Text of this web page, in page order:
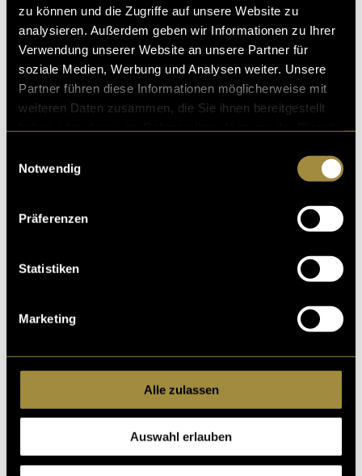
zu können und die Zugriffe auf unsere Website zu
analysieren. Außerdem geben wir Informationen zu Ihrer
Verwendung unserer Website an unsere Partner für
soziale Medien, Werbung und Analysen weiter. Unsere
Partner führen diese Informationen möglicherweise mit
weiteren Daten zusammen, die Sie ihnen bereitgestellt
Notwendig
Präferenzen
Statistiken
Marketing
Alle zulassen
Auswahl erlauben
t. Filmisch nähere ich mich diesem an
08. Januar 2025- vonLucia Schnyder
Gedankenkarussell
Warst Du auch schon mal mit der U-Bahn unterwegs u
nd hast Dich während der Fahrt über etwas aufgeregt?
12. Juni 2024- von
Ein Fotografieprojekt über das
teraktive Kindertheater «Di chlini Üle». Mit einer Kame
Lucia Schnyder